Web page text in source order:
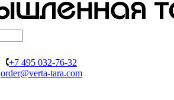
+7 495 032-76-32
order@verta-tara.com